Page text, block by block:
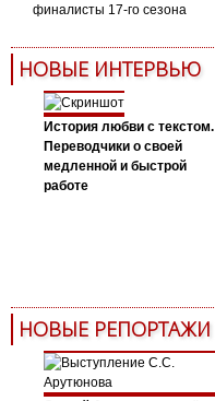
финалисты 17-го сезона
НОВЫЕ ИНТЕРВЬЮ
История любви с текстом.
Переводчики о своей
медленной и быстрой
работе
НОВЫЕ РЕПОРТАЖИ